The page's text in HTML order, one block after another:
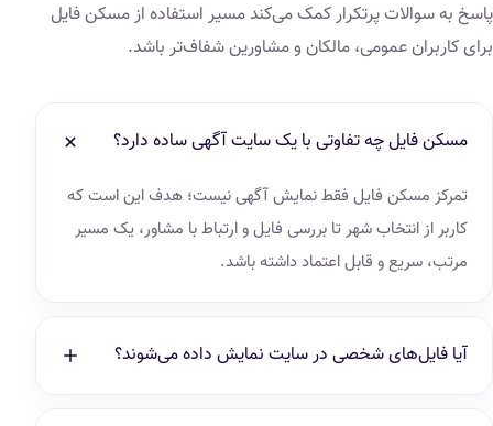
پاسخ به سوالات پرتکرار کمک می‌کند مسیر استفاده از مسکن فایل
برای کاربران عمومی، مالکان و مشاورین شفاف‌تر باشد.
مسکن فایل چه تفاوتی با یک سایت آگهی ساده دارد؟
تمرکز مسکن فایل فقط نمایش آگهی نیست؛ هدف این است که
کاربر از انتخاب شهر تا بررسی فایل و ارتباط با مشاور، یک مسیر
مرتب، سریع و قابل اعتماد داشته باشد.
آیا فایل‌های شخصی در سایت نمایش داده می‌شوند؟